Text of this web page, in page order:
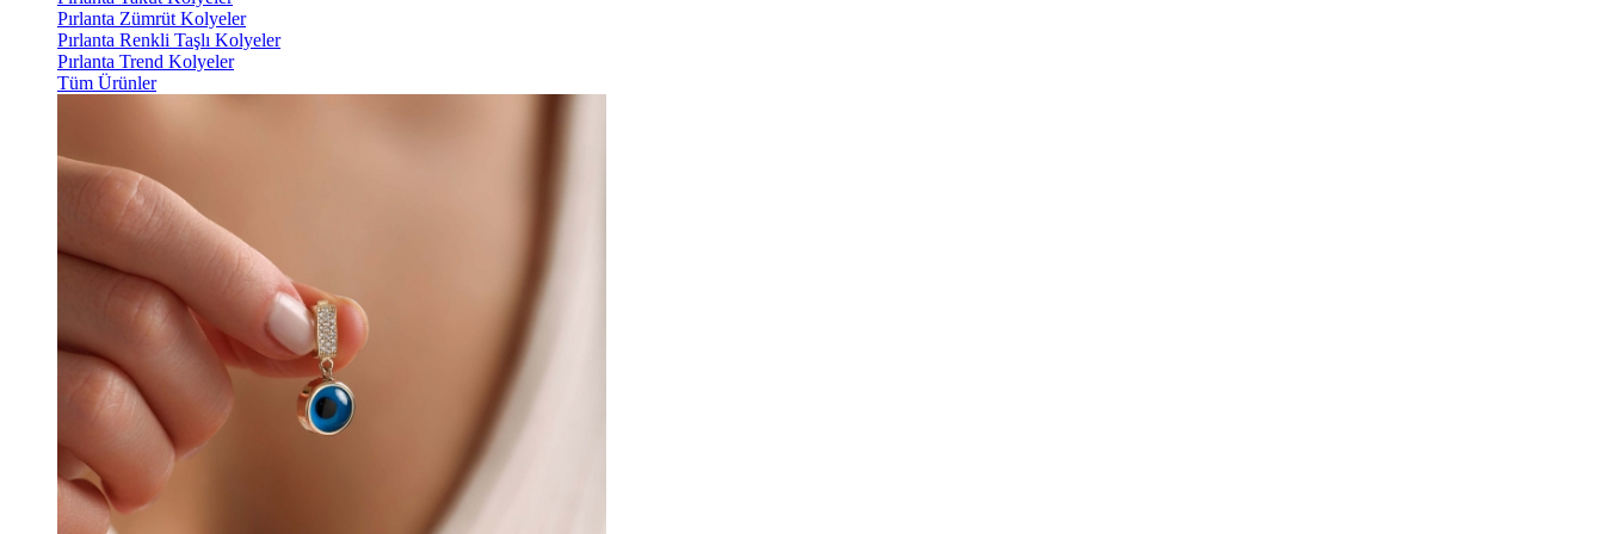
Pırlanta Zümrüt Kolyeler
Pırlanta Renkli Taşlı Kolyeler
Pırlanta Trend Kolyeler
Tüm Ürünler